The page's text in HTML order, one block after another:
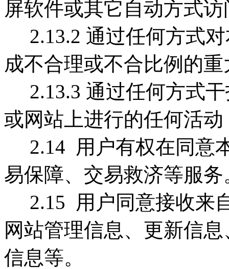
屏软件或其它自动方式
2.13.2 通过任何方式对
成不合理或不合比例的
2.13.3 通过任何方式干
或网站上进行的任何活动
2.14 用户有权在同意
易保障、交易救济等服务
2.15 用户同意接收来
网站管理信息、更新信
信息等。